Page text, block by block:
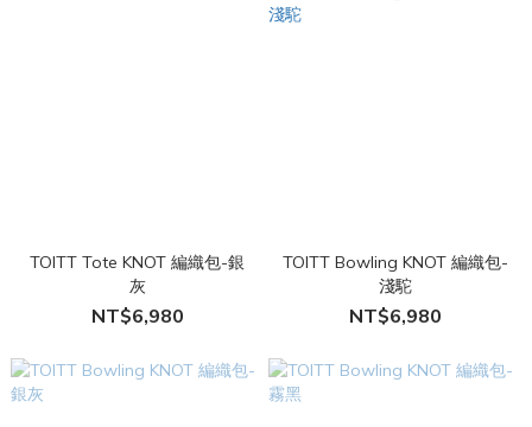
TOITT Tote KNOT 編織包-銀
灰
NT$6,980
TOITT Bowling KNOT 編織包-
淺駝
NT$6,980